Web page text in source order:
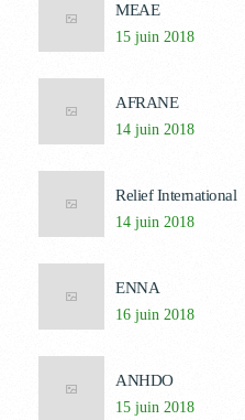
MEAE
15 juin 2018
AFRANE
14 juin 2018
Relief International
14 juin 2018
ENNA
16 juin 2018
ANHDO
15 juin 2018